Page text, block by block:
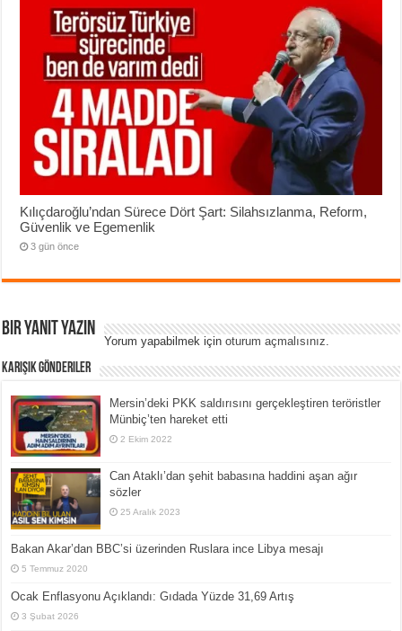
Kılıçdaroğlu’ndan Sürece Dört Şart: Silahsızlanma, Reform,
Güvenlik ve Egemenlik
3 gün önce
Bir yanıt yazın
Yorum yapabilmek içinoturum açmalısınız
Karışık Gönderiler
Mersin’deki PKK saldırısını gerçekleştiren teröristler
Münbiç’ten hareket etti
2 Ekim 2022
Can Ataklı’dan şehit babasına haddini aşan ağır
sözler
25 Aralık 2023
Bakan Akar’dan BBC’si üzerinden Ruslara ince Libya mesajı
5 Temmuz 2020
Ocak Enflasyonu Açıklandı: Gıdada Yüzde 31,69 Artış
3 Şubat 2026